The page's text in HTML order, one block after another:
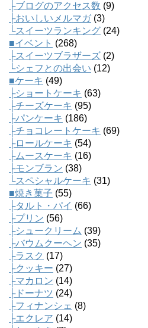
├ブログのアクセス数 (9)
├おいしいメルマガ(3)
└スイーツランキング (24)
■イベント (268)
├スイーツブラザーズ (2)
└シェフとの出会い (12)
■ケーキ (49)
├ショートケーキ (63)
├チーズケーキ (95)
├パンケーキ (186)
├チョコレートケーキ (69)
├ロールケーキ (54)
├ムースケーキ (16)
├モンブラン (38)
└スペシャルケーキ (31)
■焼き菓子 (55)
├タルト・パイ (66)
├プリン (56)
├シュークリーム (39)
├バウムクーヘン (35)
├ラスク (17)
├クッキー (27)
├マカロン (14)
├ドーナツ (24)
├フィナンシェ (8)
├エクレア (14)